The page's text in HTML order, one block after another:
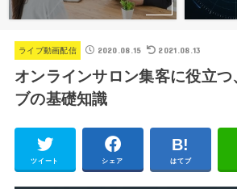
ライブ動画配信 2020.08.15 2021.08.13
オンラインサロン集客に役立
ブの基礎知識
ツイート シェア はてブ